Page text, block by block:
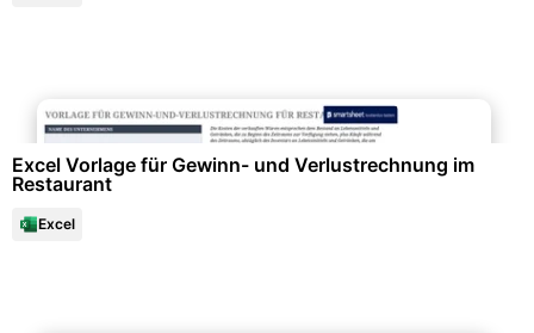
Excel Vorlage für Gewinn- und Verlustrechnung im
Restaurant
Excel